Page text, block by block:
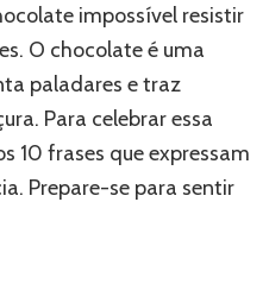
impossível resistir
O chocolate é uma
paladares e traz
Para celebrar essa
10 frases que expressam
Prepare-se para sentir